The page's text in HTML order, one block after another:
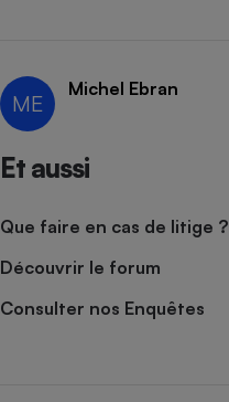
ME
Michel Ebran
Et aussi
Que faire en cas de litige ?
Découvrir le forum
Consulter nos Enquêtes